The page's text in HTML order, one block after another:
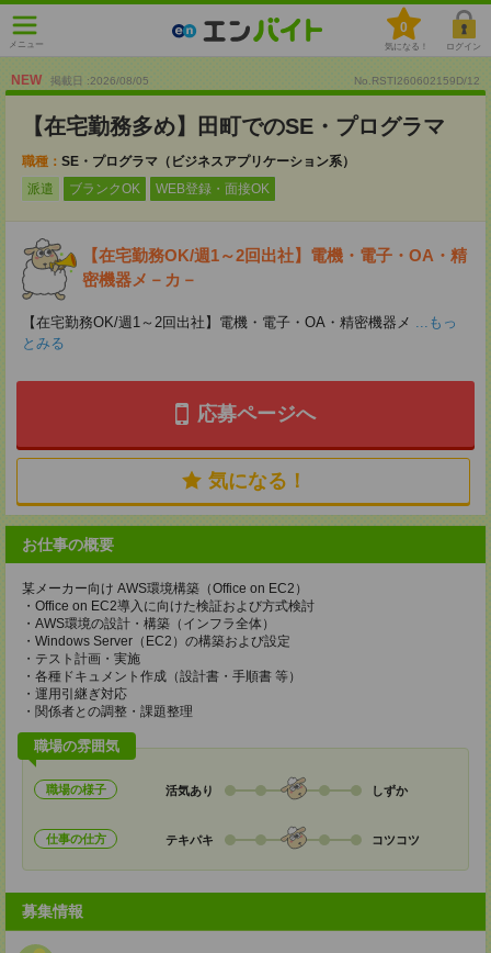
メニュー
0
気になる！ ログイン
NEW 掲載日 :2026/08/05 No.RSTI260602159D/12
【在宅勤務多め】田町でのSE・プログラマ
職種： SE・プログラマ（ビジネスアプリケーション系）
派遣
ブランクOK WEB登録・面接OK
【在宅勤務OK/週1～2回出社】電機・電子・OA・精
密機器メ－カ－
【在宅勤務OK/週1～2回出社】電機・電子・OA・精密機器メ ...もっ
とみる
応募ページへ
気になる！
お仕事の概要
某メーカー向け AWS環境構築（Office on EC2）
・Office on EC2導入に向けた検証および方式検討
・AWS環境の設計・構築（インフラ全体）
・Windows Server（EC2）の構築および設定
・テスト計画・実施
・各種ドキュメント作成（設計書・手順書 等）
・運用引継ぎ対応
・関係者との調整・課題整理
職場の雰囲気
職場の様子 活気あり しずか
仕事の仕方 テキパキ コツコツ
募集情報